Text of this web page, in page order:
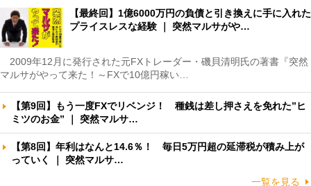
【最終回】1億6000万円の負債と引き換えに手に入れた
プライスレスな経験 ｜ 突然マルサがや…
2009年12月に発行された元FXトレーダー・磯貝清明氏の著書『突然
マルサがやって来た！～FXで10億円稼い…
【第9回】もう一度FXでリベンジ！ 種銭は差し押さえを免れた”ヒ
ミツのお金” ｜ 突然マルサ…
【第8回】年利はなんと14.6％！ 毎日5万円超の延滞税が積み上が
っていく ｜ 突然マルサ…
一覧を見る